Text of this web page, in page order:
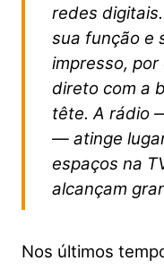
redes
sua função e
impresso,
direto com a
tête. A rádio
— atinge
espaços na
alcançam
Nos últimos